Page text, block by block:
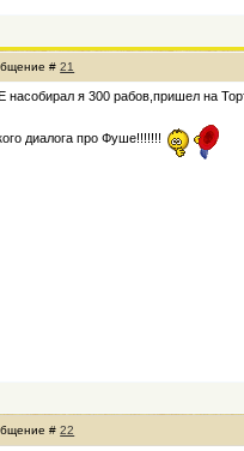
#21
я 300 рабов,пришел на
диалога про Фуше!!!!!!!
#22